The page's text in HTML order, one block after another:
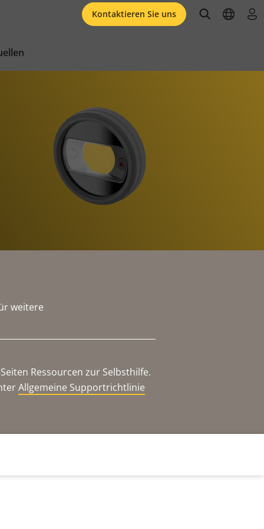
Kontaktieren Sie uns openopen
weitere
Ressourcen zur Selbsthilfe.
Allgemeine Supportrichtlinie